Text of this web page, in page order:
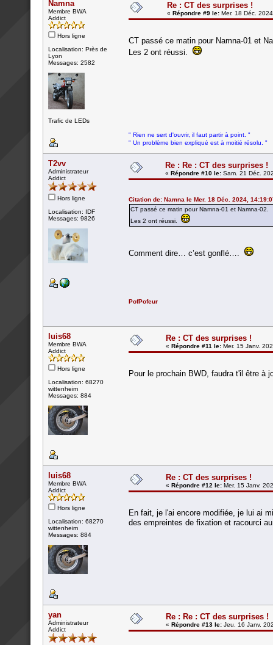
Namna
Membre BWA
Addict
Hors ligne
Localisation: Près de
Lyon
Messages: 2582
Trafic de LEDs
Re : CT des surprises !
« Répondre #9 le: Mer. 18 Déc.
CT passé ce matin pour Namna-01 et
Les 2 ont réussi.
" Rien ne sert d'ouvrir, il faut partir à point. "
" Un problème bien expliqué est à moitié résolu. "
T2vv
Administrateur
Addict
Hors ligne
Localisation: IDF
Messages: 9826
Re : Re : CT des surprises !
« Répondre #10 le: Sam. 21 Déc.
Citation de: Namna le Mer. 18 Déc. 2024,
CT passé ce matin pour Namna-01 et Namna-02.
Les 2 ont réussi.
Comment dire… c’est gonflé….
PofPofeur
luis68
Membre BWA
Addict
Hors ligne
Localisation: 68270
wittenheim
Messages: 884
Re : CT des surprises !
« Répondre #11 le: Mer. 15 Janv.
Pour le prochain BWD, faudra t'il être à
luis68
Membre BWA
Addict
Hors ligne
Localisation: 68270
wittenheim
Messages: 884
Re : CT des surprises !
« Répondre #12 le: Mer. 15 Janv.
En fait, je l'ai encore modifiée, je lui ai
des empreintes de fixation et racourci
yan
Administrateur
Addict
Re : Re : CT des surprises !
« Répondre #13 le: Jeu. 16 Janv.